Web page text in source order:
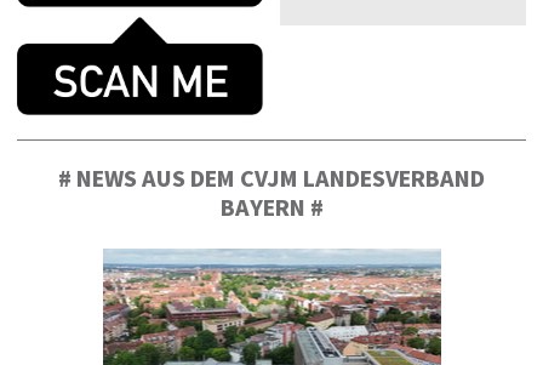
# NEWS AUS DEM CVJM LANDESVERBAND
BAYERN #